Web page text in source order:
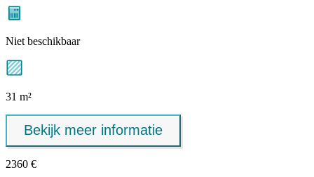
Niet beschikbaar
31 m²
Bekijk meer informatie
2360 €